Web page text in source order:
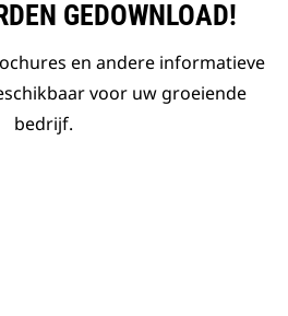
GEDOWNLOAD!
en andere informatieve
voor uw groeiende
bedrijf.